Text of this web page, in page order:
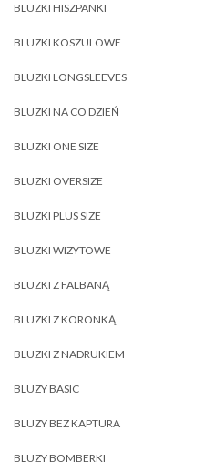
BLUZKI HISZPANKI
BLUZKI KOSZULOWE
BLUZKI LONGSLEEVES
BLUZKI NA CO DZIEŃ
BLUZKI ONE SIZE
BLUZKI OVERSIZE
BLUZKI PLUS SIZE
BLUZKI WIZYTOWE
BLUZKI Z FALBANĄ
BLUZKI Z KORONKĄ
BLUZKI Z NADRUKIEM
BLUZY BASIC
BLUZY BEZ KAPTURA
BLUZY BOMBERKI